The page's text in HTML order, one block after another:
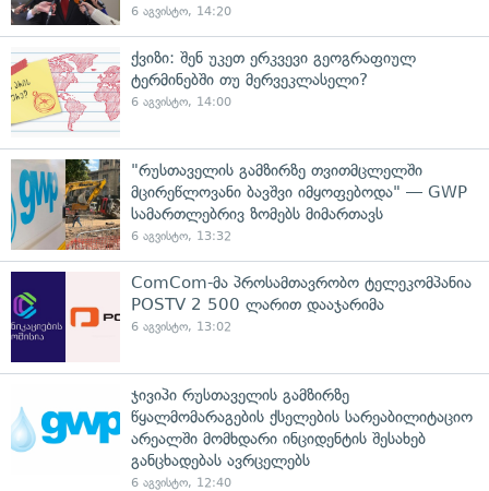
6 აგვისტო, 14:20
ქვიზი: შენ უკეთ ერკვევი გეოგრაფიულ
ტერმინებში თუ მერვეკლასელი?
6 აგვისტო, 14:00
"რუსთაველის გამზირზე თვითმცლელში
მცირეწლოვანი ბავშვი იმყოფებოდა" — GWP
სამართლებრივ ზომებს მიმართავს
6 აგვისტო, 13:32
ComCom-მა პროსამთავრობო ტელეკომპანია
POSTV 2 500 ლარით დააჯარიმა
6 აგვისტო, 13:02
ჯივიპი რუსთაველის გამზირზე
წყალმომარაგების ქსელების სარეაბილიტაციო
არეალში მომხდარი ინციდენტის შესახებ
განცხადებას ავრცელებს
6 აგვისტო, 12:40